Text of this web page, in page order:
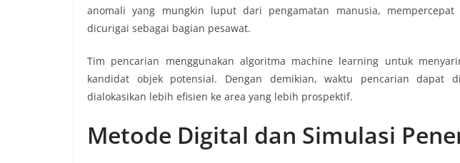
anomali yang mungkin luput dari pengamatan manusia,
dicurigai sebagai bagian pesawat.
Tim pencarian menggunakan algoritma machine learning untuk
kandidat objek potensial. Dengan demikian, waktu pencarian dapat
dialokasikan lebih efisien ke area yang lebih prospektif.
Metode Digital dan Simulasi